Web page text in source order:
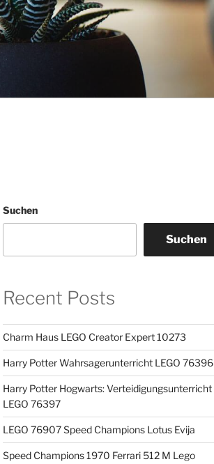
Suchen
Suchen
Recent Posts
Charm Haus LEGO Creator Expert 10273
Harry Potter Wahrsagerunterricht LEGO 76396
Harry Potter Hogwarts: Verteidigungsunterricht
LEGO 76397
LEGO 76907 Speed Champions Lotus Evija
Speed Champions 1970 Ferrari 512 M Lego